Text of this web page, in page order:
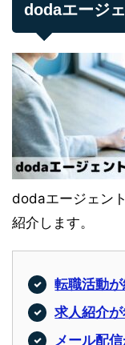
dodaエージ
dodaエージェン
紹介します。
転職活動
求人紹介
メール配